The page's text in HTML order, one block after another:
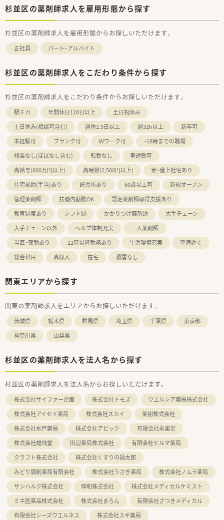
杉並区の薬剤師求人を雇用形態から探す
杉並区の薬剤師求人を雇用形態からお探しいただけます。
正社員 パート・アルバイト
杉並区の薬剤師求人をこだわり条件から探す
杉並区の薬剤師求人をこだわり条件からお探しいただけます。
駅チカ 年間休日120日以上
土日祝休み
土日休み(相談可含む)
週休2.5日以上 週32h以上
新卒可
未経験可
ブランク可 Ｗワーク可
~18時までの職場
残業なし(ほぼなし含む)
転勤なし
車通勤可
高給与(600万円以上)
高時給(2,500円以上)
寮・借上社宅あり
住宅補助(手当)あり
託児所あり 60歳以上可
新規オープン
管理薬剤師
扶養内勤務OK
認定薬剤師取得支援あり
教育制度あり
シフト制 かかりつけ薬剤師
大手チェーン
大手チェーン以外
ヘルプ体制充実
一人薬剤師
当直・夜勤あり
22時以降勤務あり 生活環境充実
空港近く
総合科目
高収入 在宅 積雪なし
関東エリアから探す
関東の薬剤師求人をエリアからお探しいただけます。
茨城県 栃木県 群馬県 埼玉県 千葉県
東京都
神奈川県
山梨県
杉並区の薬剤師求人を法人名から探す
杉並区の薬剤師求人を法人名からお探しいただけます。
株式会社サイファー企画 株式会社トモズ
ウエルシア薬局株式会社
株式会社アイセイ薬局
株式会社スカイ
薬樹株式会社
株式会社水戸薬局
株式会社アビック
有限会社永楽堂
株式会社雄飛堂
田辺薬局株式会社
有限会社ヒルマ薬局
クラフト株式会社
株式会社くすりの福太郎
みどり調剤薬局有限会社
株式会社うさぎ薬局
株式会社ノムラ薬局
サンハルク株式会社
伸和株式会社
株式会社メディカルケミスト
ミネ医薬品株式会社
株式会社まろん
有限会社さつきメディカル
有限会社シーズウエルネス
株式会社スギ薬局